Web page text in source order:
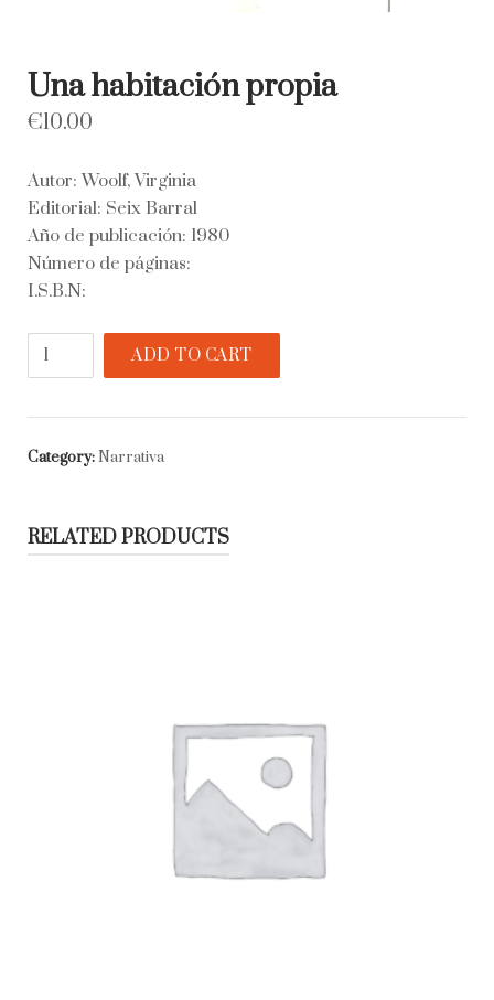
Una habitación propia
€10.00
Autor: Woolf, Virginia
Editorial: Seix Barral
Año de publicación: 1980
Número de páginas:
I.S.B.N:
Una
quantity
ADD TO CART
Category:Narrativa
RELATED PRODUCTS